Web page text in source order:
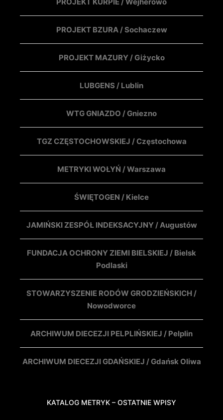
PROJEKT BZURA / Sochaczew
PROJEKT MAZURY / Giżycko
LUBGENS / Lublin
WTG GNIAZDO / Gniezno
TGZ CZĘSTOCHOWSKIEJ / Częstochowa
METRYKI WOŁYŃ / Warszawa
ŚWIĘTOGEN / Kielce
JAMIŃSKI ZESPÓŁ INDEKSACYJNY / Augustów
FUNDACJA OCHRONY ZIEMI BIELSKIEJ / Bielsk
Podlaski
STOWARZYSZENIE RODÓW GRODZIEŃSKICH /
Nowodworce
ARCHIWUM DIECEZJI PELPLIŃSKIEJ / Pelplin
ARCHIWUM DIECEZJI GDAŃSKIEJ / Gdańsk Oliwa
KATALOG METRYK – OSTATNIE WPISY